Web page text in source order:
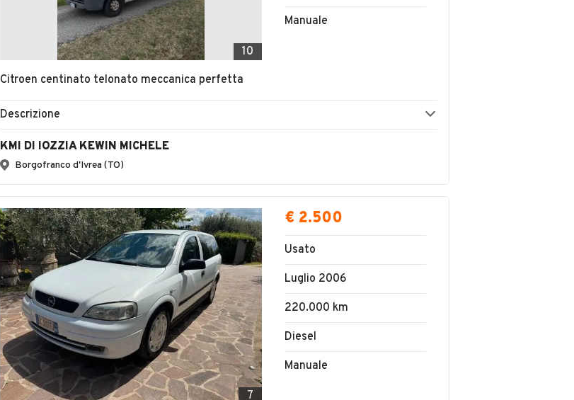
10
Citroen centinato telonato meccanica perfetta
Manuale
Descrizione
KMI DI IOZZIA KEWIN MICHELE
Borgofranco d'Ivrea (TO)
7
€ 2.500
Usato
Luglio 2006
220.000 km
Diesel
Manuale